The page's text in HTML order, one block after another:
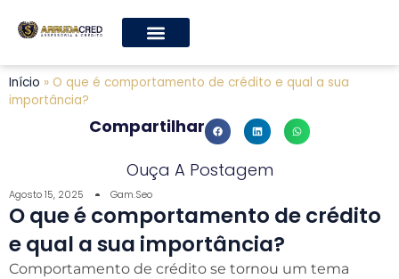
Início » O que é comportamento de crédito e qual a sua
importância?
Compartilhar
Ouça A Postagem
Agosto 15, 2025 Gam.seo
O que é comportamento de crédito
e qual a sua importância?
Comportamento de crédito se tornou um tema